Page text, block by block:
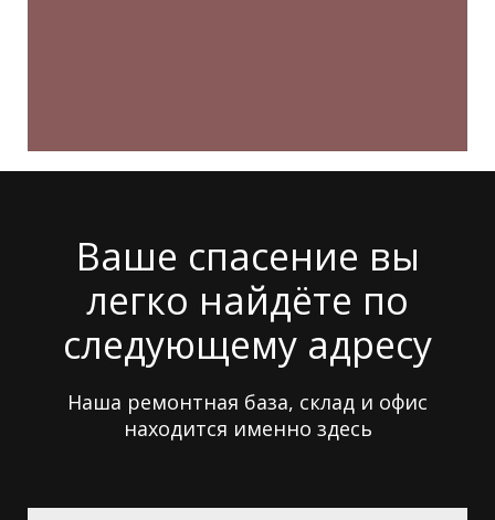
Ваше спасение вы
легко найдёте по
следующему адресу
Наша ремонтная база, склад и офис
находится именно здесь